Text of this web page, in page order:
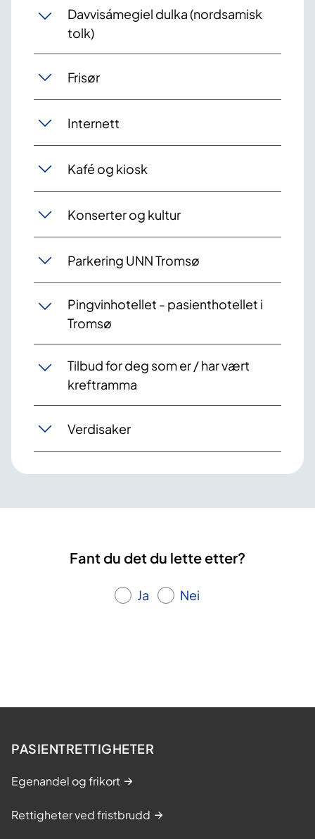
Davvisámegiel dulka (nordsamisk
tolk)
Frisør
Internett
Kafé og kiosk
Konserter og kultur
Parkering UNN Tromsø
Pingvinhotellet - pasienthotellet i
Tromsø
Tilbud for deg som er / har vært
kreftramma
Verdisaker
Fant du det du lette etter?
Ja Nei
PASIENTRETTIGHETER
Egenandel og frikort
Rettigheter ved fristbrudd